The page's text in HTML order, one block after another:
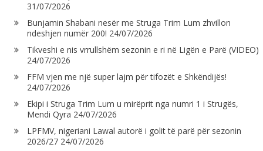
31/07/2026
Bunjamin Shabani nesër me Struga Trim Lum zhvillon
ndeshjen numër 200! 24/07/2026
Tikveshi e nis vrrullshëm sezonin e ri në Ligën e Parë (VIDEO)
24/07/2026
FFM vjen me një super lajm për tifozët e Shkëndijës!
24/07/2026
Ekipi i Struga Trim Lum u mirëprit nga numri 1 i Strugës,
Mendi Qyra 24/07/2026
LPFMV, nigeriani Lawal autorë i golit të parë për sezonin
2026/27 24/07/2026